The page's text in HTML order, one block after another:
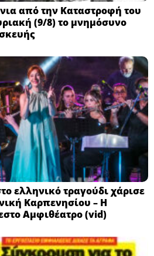
από την Καταστροφή του
(9/8) το μνημόσυνο
ελληνικό τραγούδι χάρισε
Καρπενησίου – Η
Αμφιθέατρο (vid)